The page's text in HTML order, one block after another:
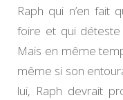
Raph qui n’en fait
foire et qui déteste
Mais en même
même si son
lui, Raph devrait